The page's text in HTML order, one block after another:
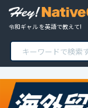
令和ギャル を英語で教えて!